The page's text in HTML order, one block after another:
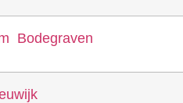
Bodegraven